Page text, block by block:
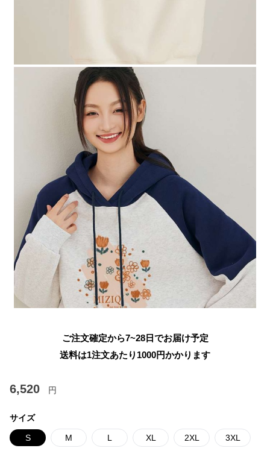
ご注文確定から7~28日でお届け予定
送料は1注文あたり 1000円かかります
6,520 円
サイズ
S M L XL 2XL 3XL